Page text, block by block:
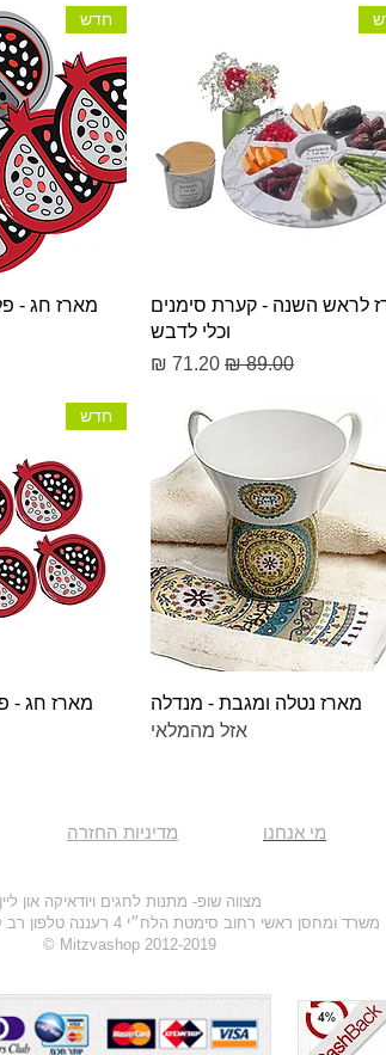
תצוגה מהירה
לראש השנה - קערת סימנים
וכלי לדבש
מחיר רגילמחיר מבצע
חדש
מארז חג -
תצוגה מהירה
מארז נטלה ומגבת - מנדלה
אזל מהמלאי
חדש
מארז חג -
מדיניות החזרה מי אנחנו
מצווה שופ- מתנות לחגים ויודאיקה און ליין
משרד ומחסן ראשי רחוב סימטת הלח״י 4 רעננה טלפון רב קווי 1599-500-308